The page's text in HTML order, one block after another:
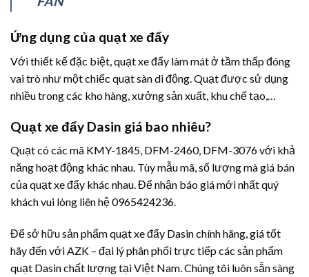
Ứng dụng của quạt xe đẩy
Với thiết kế đặc biệt, quạt xe đẩy làm mát ở tầm thấp đóng
vai trò như một chiếc quạt sàn di động. Quạt được sử dụng
nhiều trong các kho hàng, xưởng sản xuất, khu chế tạo,…
Quạt xe đẩy Dasin giá bao nhiêu?
Quạt có các mã KMY-1845, DFM-2460, DFM-3076 với khả
năng hoạt động khác nhau. Tùy mẫu mã, số lượng mà giá bán
của quạt xe đẩy khác nhau. Để nhận báo giá mới nhất quý
khách vui lòng liên hệ 0965424236.
Để sở hữu sản phẩm quạt xe đẩy Dasin chính hãng, giá tốt
hãy đến với AZK – đại lý phân phối trực tiếp các sản phẩm
quạt Dasin chất lượng tại Việt Nam. Chúng tôi luôn sẵn sàng